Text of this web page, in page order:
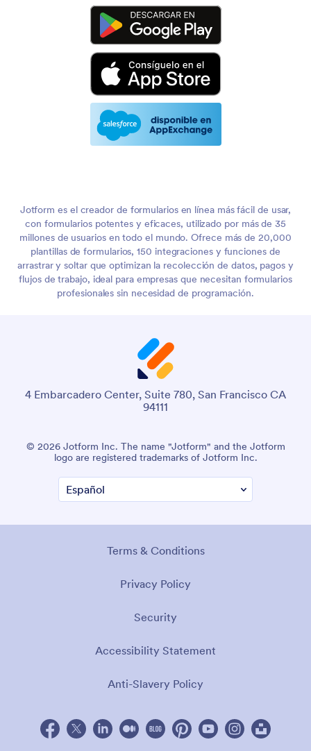
Jotform es el creador de formularios en línea más fácil de usar,
con formularios potentes y eficaces, utilizado por más de 35
millones de usuarios en todo el mundo. Ofrece más de 20,000
plantillas de formularios, 150 integraciones y funciones de
arrastrar y soltar que optimizan la recolección de datos, pagos y
flujos de trabajo, ideal para empresas que necesitan formularios
profesionales sin necesidad de programación.
4 Embarcadero Center, Suite 780, San Francisco CA
94111
© 2026 Jotform Inc. El nombre «Jotform» y el logotipo de
Jotform son marcas registradas de Jotform Inc.
Términos y Condiciones
Política de privacidad
Seguridad
Declaración de accesibilidad
Política contra la esclavitud